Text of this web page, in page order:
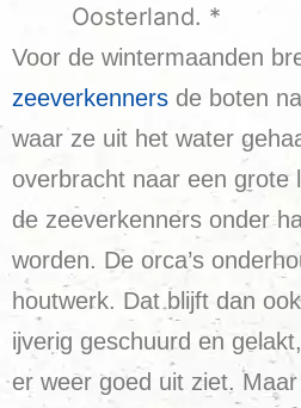
Oosterland. *
Voor de wintermaanden
zeeverkenners de boten
waar ze uit het water
overbracht naar een grote
de zeeverkenners onder
worden. De orca’s
houtwerk. Dat blijft dan
ijverig geschuurd en
er weer goed uit ziet.